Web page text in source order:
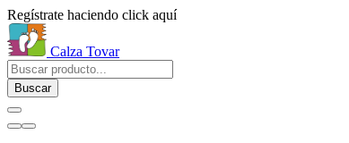
Regístrate haciendo click aquí
Calza Tovar
Buscar